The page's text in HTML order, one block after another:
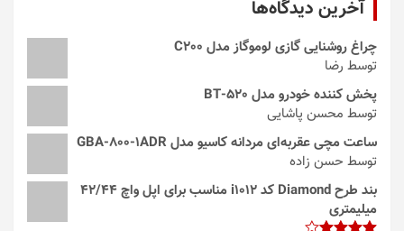
آخرین دیدگاه‌ها
چراغ روشنایی گازی لوموگاز مدل C200
توسط رضا
پخش کننده خودرو مدل 520-BT
توسط محسن پاشایی
ساعت مچی عقربه‌ای مردانه کاسیو مدل GBA-800-1ADR
توسط حسن زاده
بند طرح Diamond کد i1012 مناسب برای اپل واچ 42/44
میلیمتری